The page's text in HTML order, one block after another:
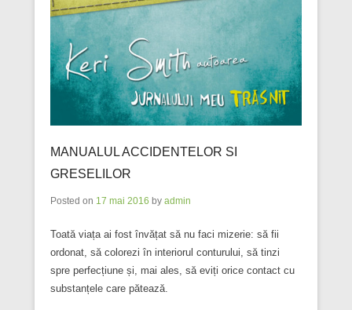
MANUALUL ACCIDENTELOR SI
GRESELILOR
Posted on 17 mai 2016 by admin
Toată viața ai fost învățat să nu faci mizerie: să fii
ordonat, să colorezi în interiorul conturului, să tinzi
spre perfecțiune și, mai ales, să eviți orice contact cu
substanțele care pătează.